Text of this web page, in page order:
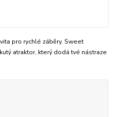
pro rychlé záběry. Sweet
atraktor, který dodá tvé nástraze